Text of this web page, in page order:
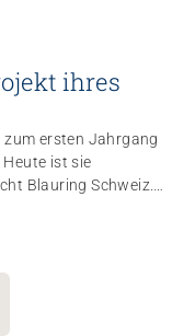
ihres
ersten Jahrgang
ist sie
Blauring Schweiz.